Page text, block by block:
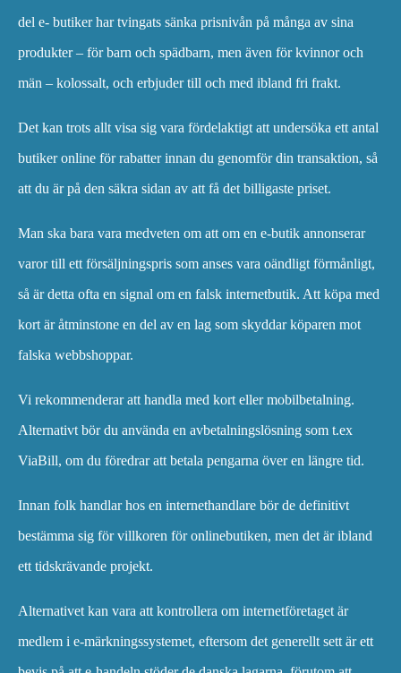
del e- butiker har tvingats sänka prisnivån på många av sina
produkter – för barn och spädbarn, men även för kvinnor och
män – kolossalt, och erbjuder till och med ibland fri frakt.
Det kan trots allt visa sig vara fördelaktigt att undersöka ett antal
butiker online för rabatter innan du genomför din transaktion, så
att du är på den säkra sidan av att få det billigaste priset.
Man ska bara vara medveten om att om en e-butik annonserar
varor till ett försäljningspris som anses vara oändligt förmånligt,
så är detta ofta en signal om en falsk internetbutik. Att köpa med
kort är åtminstone en del av en lag som skyddar köparen mot
falska webbshoppar.
Vi rekommenderar att handla med kort eller mobilbetalning.
Alternativt bör du använda en avbetalningslösning som t.ex
ViaBill, om du föredrar att betala pengarna över en längre tid.
Innan folk handlar hos en internethandlare bör de definitivt
bestämma sig för villkoren för onlinebutiken, men det är ibland
ett tidskrävande projekt.
Alternativet kan vara att kontrollera om internetföretaget är
medlem i e-märkningssystemet, eftersom det generellt sett är ett